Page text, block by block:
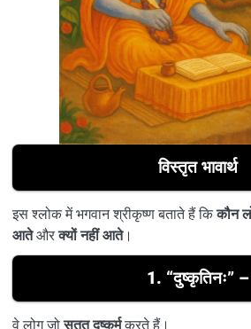
विस्तृत भावार्थ
इस श्लोक में भगवान श्रीकृष्ण बताते हैं किकौन
आतेऔरक्यों नहीं आते।
1. “दुष्कृतिनः” –
वे लोग जोसतत दुष्कर्मकरते हैं।